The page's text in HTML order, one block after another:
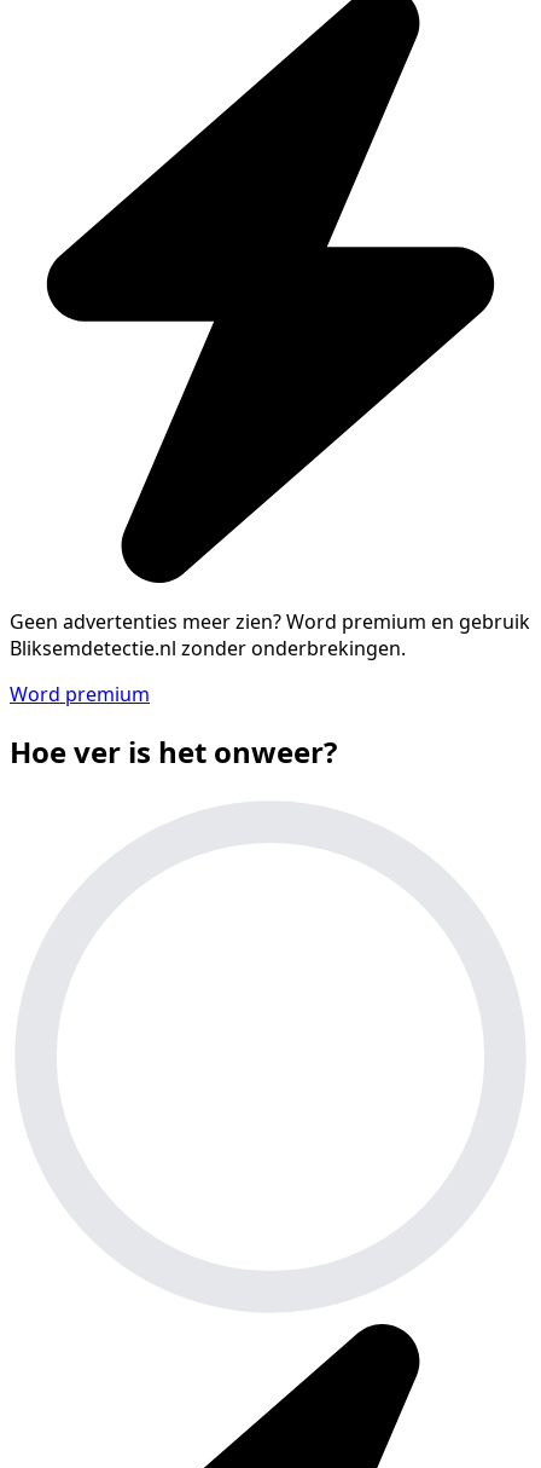
Geen advertenties meer zien?Word premium en gebruik
Bliksemdetectie.nl zonder onderbrekingen.
Word premium
Hoe ver is het onweer?